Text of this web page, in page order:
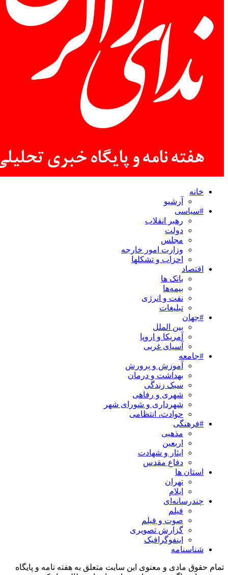
خانه
آرشیو
#سیاسی
رهبر انقلاب
دولت
مجلس
وزارت امور خارجه
احزاب و تشکلها
اقتصاد
بانک ها
بیمه‌ها
نفت و انرژی
تبلیغات
#جهان
بین الملل
آمریکا و اروپا
آسیای غربی
#جامعه
آموزش و پرورش
بهداشت و درمان
سبک زندگی
شهری و رفاهی
شهرداری و شورای شهر
حوادث، انتظامی
#فرهنگی
مذهبی
اربعین
ایثار و شهادت
دفاع مقدس
استان ها
تهران
ایلام
چندرسانه‌ای
فیلم
صوت و فیلم
گزارش تصویری
اینفوگرافیک
شناسنامه
تمام حقوق مادی و معنوی این سایت متعلق به هفته نامه و پایگاه